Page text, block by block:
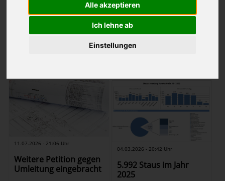
Alle akzeptieren
Ich lehne ab
Einstellungen
152Ergebnisse zur Suche nachVerkehrsaufkommen
-12von152
11.07.2026 - 21:06 Uhr
Weitere Petition gegen
Umleitung eingebracht
04.03.2026 - 20:42 Uhr
5.992 Staus im Jahr
2025